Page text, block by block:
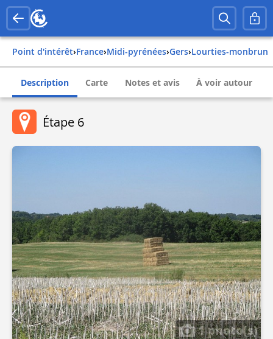
Point d'intérêt› france› midi-pyrénées› gers› lourties-monbrun
Description Carte Notes et avis À voir autour
Étape 6
1 photo(s)